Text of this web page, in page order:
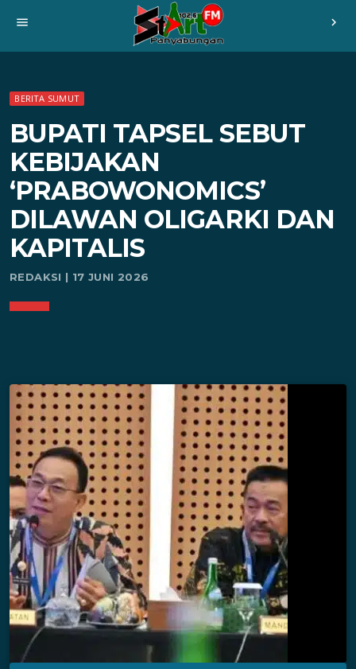
menu chevron_right
BERITA SUMUT
BUPATI TAPSEL SEBUT
KEBIJAKAN
‘PRABOWONOMICS’
DILAWAN OLIGARKI DAN
KAPITALIS
REDAKSI | 17 JUNI 2026